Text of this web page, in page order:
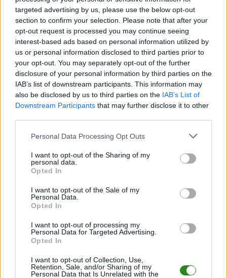
targeted advertising by us, please use the below opt-out
section to confirm your selection. Please note that after your
opt-out request is processed you may continue seeing
interest-based ads based on personal information utilized by
us or personal information disclosed to third parties prior to
your opt-out. You may separately opt-out of the further
disclosure of your personal information by third parties on the
IAB’s list of downstream participants. This information may
also be disclosed by us to third parties on the IAB’s List of
Downstream Participants that may further disclose it to other
Please note that this website/app uses one or more Google
not limited to your visit or usage behaviour. You may click to
grant or deny consent to Google and its third-party tags to
use your data for below specified purposes in below Google
consent section.
Personal Data Processing Opt Outs
I want to opt-out of the Sharing of my
personal data.
Opted In
I want to opt-out of the Sale of my
Personal Data.
Opted In
I want to opt-out of processing my
Personal Data for Targeted Advertising.
Opted In
I want to opt-out of Collection, Use,
Retention, Sale, and/or Sharing of my
Personal Data that Is Unrelated with the
ŁKS Łódź odwrócił
losy spotkania i
zgarnął pełną pulę
2026-05-24 19:25
ŁKS Łódź dopisał trzy punkty po emocjonującym spotkaniu z
Górnikiem Łęczna, zakończonym wynikiem 3-1. Od pierwszych
minut spotkania w Łodzi nie brakowało zaangażowania, choć
początek był dość chaotyczny. Obie drużyny próbowały narzucić
swoje tempo, ale długo brakowało klarow...
Czytaj więcej
Łęczna transmisja
(24.05.2026)
2026-05-22 18:12